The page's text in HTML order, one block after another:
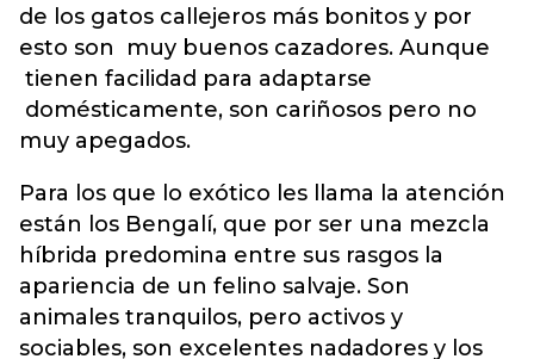
de los gatos callejeros más bonitos y por
esto son muy buenos cazadores. Aunque
tienen facilidad para adaptarse
domésticamente, son cariñosos pero no
muy apegados.
Para los que lo exótico les llama la atención
están los Bengalí, que por ser una mezcla
híbrida predomina entre sus rasgos la
apariencia de un felino salvaje. Son
animales tranquilos, pero activos y
sociables, son excelentes nadadores y los